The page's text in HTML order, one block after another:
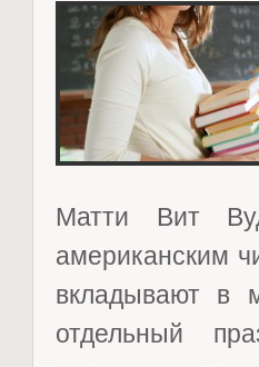
Матти Вит
американским
вкладывают в
отдельный